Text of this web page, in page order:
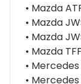
• Mazda
• Mazda
• Mazda
• Mazda
• Mercedes
• Mercedes